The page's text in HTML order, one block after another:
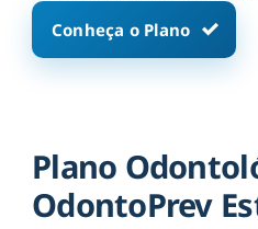
Conheça o Plano
Plano
OdontoPrev